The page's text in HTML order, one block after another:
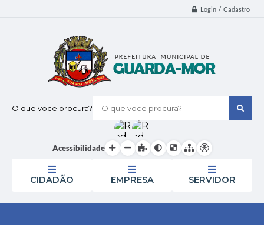
Login / Cadastro
O que voce procura?
Acessibilidade
CIDADÃO EMPRESA SERVIDOR